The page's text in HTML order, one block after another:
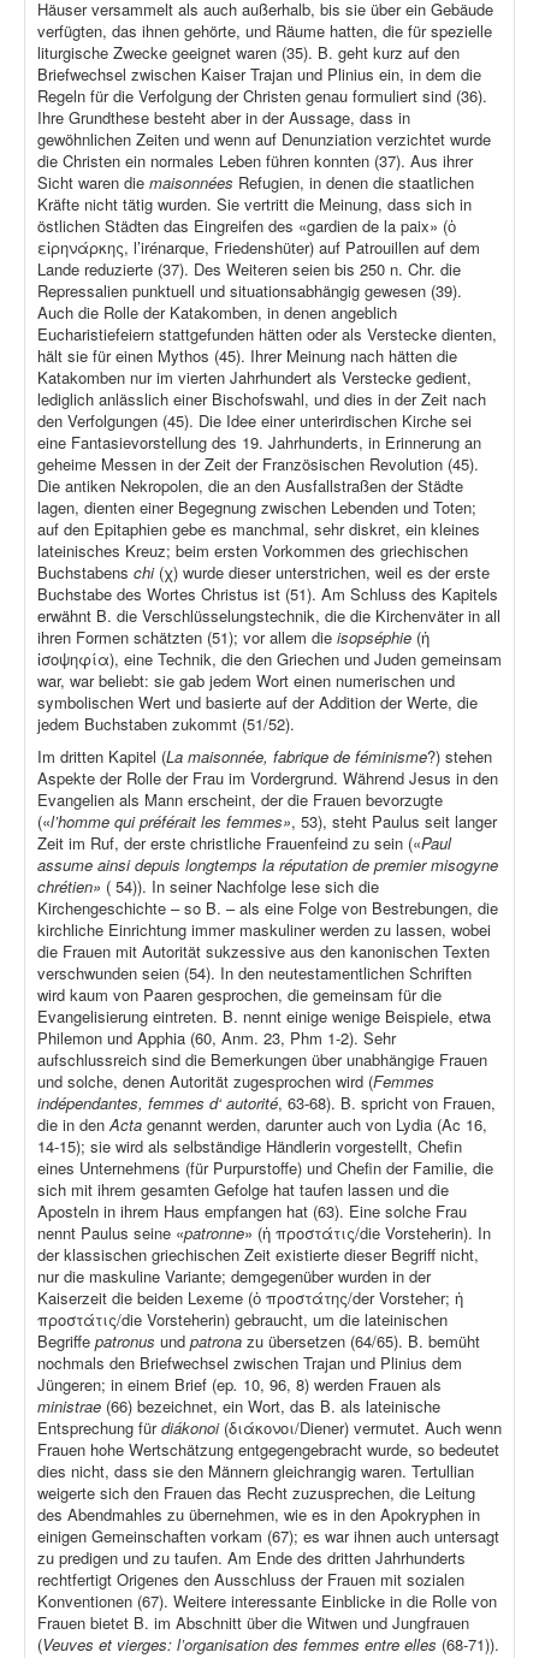
Häuser versammelt als auch außerhalb, bis sie über ein Gebäude
verfügten, das ihnen gehörte, und Räume hatten, die für spezielle
liturgische Zwecke geeignet waren (35). B. geht kurz auf den
Briefwechsel zwischen Kaiser Trajan und Plinius ein, in dem die
Regeln für die Verfolgung der Christen genau formuliert sind (36).
Ihre Grundthese besteht aber in der Aussage, dass in
gewöhnlichen Zeiten und wenn auf Denunziation verzichtet wurde
die Christen ein normales Leben führen konnten (37). Aus ihrer
Sicht waren die maisonnées Refugien, in denen die staatlichen
Kräfte nicht tätig wurden. Sie vertritt die Meinung, dass sich in
östlichen Städten das Eingreifen des «gardien de la paix» (ὁ
εἰρηνάρκης, l’irénarque, Friedenshüter) auf Patrouillen auf dem
Lande reduzierte (37). Des Weiteren seien bis 250 n. Chr. die
Repressalien punktuell und situationsabhängig gewesen (39).
Auch die Rolle der Katakomben, in denen angeblich
Eucharistiefeiern stattgefunden hätten oder als Verstecke dienten,
hält sie für einen Mythos (45). Ihrer Meinung nach hätten die
Katakomben nur im vierten Jahrhundert als Verstecke gedient,
lediglich anlässlich einer Bischofswahl, und dies in der Zeit nach
den Verfolgungen (45). Die Idee einer unterirdischen Kirche sei
eine Fantasievorstellung des 19. Jahrhunderts, in Erinnerung an
geheime Messen in der Zeit der Französischen Revolution (45).
Die antiken Nekropolen, die an den Ausfallstraßen der Städte
lagen, dienten einer Begegnung zwischen Lebenden und Toten;
auf den Epitaphien gebe es manchmal, sehr diskret, ein kleines
lateinisches Kreuz; beim ersten Vorkommen des griechischen
Buchstabens chi (χ) wurde dieser unterstrichen, weil es der erste
Buchstabe des Wortes Christus ist (51). Am Schluss des Kapitels
erwähnt B. die Verschlüsselungstechnik, die die Kirchenväter in all
ihren Formen schätzten (51); vor allem die isopséphie (ἡ
ἰσοψηφία), eine Technik, die den Griechen und Juden gemeinsam
war, war beliebt: sie gab jedem Wort einen numerischen und
symbolischen Wert und basierte auf der Addition der Werte, die
jedem Buchstaben zukommt (51/52).
Im dritten Kapitel (La maisonnée, fabrique de féminisme?) stehen
Aspekte der Rolle der Frau im Vordergrund. Während Jesus in den
Evangelien als Mann erscheint, der die Frauen bevorzugte
(«l’homme qui préférait les femmes», 53), steht Paulus seit langer
Zeit im Ruf, der erste christliche Frauenfeind zu sein («Paul
assume ainsi depuis longtemps la réputation de premier misogyne
chrétien» ( 54)). In seiner Nachfolge lese sich die
Kirchengeschichte – so B. – als eine Folge von Bestrebungen, die
kirchliche Einrichtung immer maskuliner werden zu lassen, wobei
die Frauen mit Autorität sukzessive aus den kanonischen Texten
verschwunden seien (54). In den neutestamentlichen Schriften
wird kaum von Paaren gesprochen, die gemeinsam für die
Evangelisierung eintreten. B. nennt einige wenige Beispiele, etwa
Philemon und Apphia (60, Anm. 23, Phm 1-2). Sehr
aufschlussreich sind die Bemerkungen über unabhängige Frauen
und solche, denen Autorität zugesprochen wird (Femmes
indépendantes, femmes d‘ autorité, 63-68). B. spricht von Frauen,
die in denActa genannt werden, darunter auch von Lydia (Ac 16,
14-15); sie wird als selbständige Händlerin vorgestellt, Chefin
eines Unternehmens (für Purpurstoffe) und Chefin der Familie, die
sich mit ihrem gesamten Gefolge hat taufen lassen und die
Aposteln in ihrem Haus empfangen hat (63). Eine solche Frau
nennt Paulus seine «patronne» (ἡ προστάτις/die Vorsteherin). In
der klassischen griechischen Zeit existierte dieser Begriff nicht,
nur die maskuline Variante; demgegenüber wurden in der
Kaiserzeit die beiden Lexeme (ὁ προστάτης/der Vorsteher; ἡ
προστάτις/die Vorsteherin) gebraucht, um die lateinischen
Begriffe patronus und patrona zu übersetzen (64/65). B. bemüht
nochmals den Briefwechsel zwischen Trajan und Plinius dem
Jüngeren; in einem Brief (ep. 10, 96, 8) werden Frauen als
ministrae (66) bezeichnet, ein Wort, das B. als lateinische
Entsprechung fürdiákonoi (διάκονοι/Diener) vermutet. Auch wenn
Frauen hohe Wertschätzung entgegengebracht wurde, so bedeutet
dies nicht, dass sie den Männern gleichrangig waren. Tertullian
weigerte sich den Frauen das Recht zuzusprechen, die Leitung
des Abendmahles zu übernehmen, wie es in den Apokryphen in
einigen Gemeinschaften vorkam (67); es war ihnen auch untersagt
zu predigen und zu taufen. Am Ende des dritten Jahrhunderts
rechtfertigt Origenes den Ausschluss der Frauen mit sozialen
Konventionen (67). Weitere interessante Einblicke in die Rolle von
Frauen bietet B. im Abschnitt über die Witwen und Jungfrauen
(Veuves et vierges: l’organisation des femmes entre elles (68-71)).